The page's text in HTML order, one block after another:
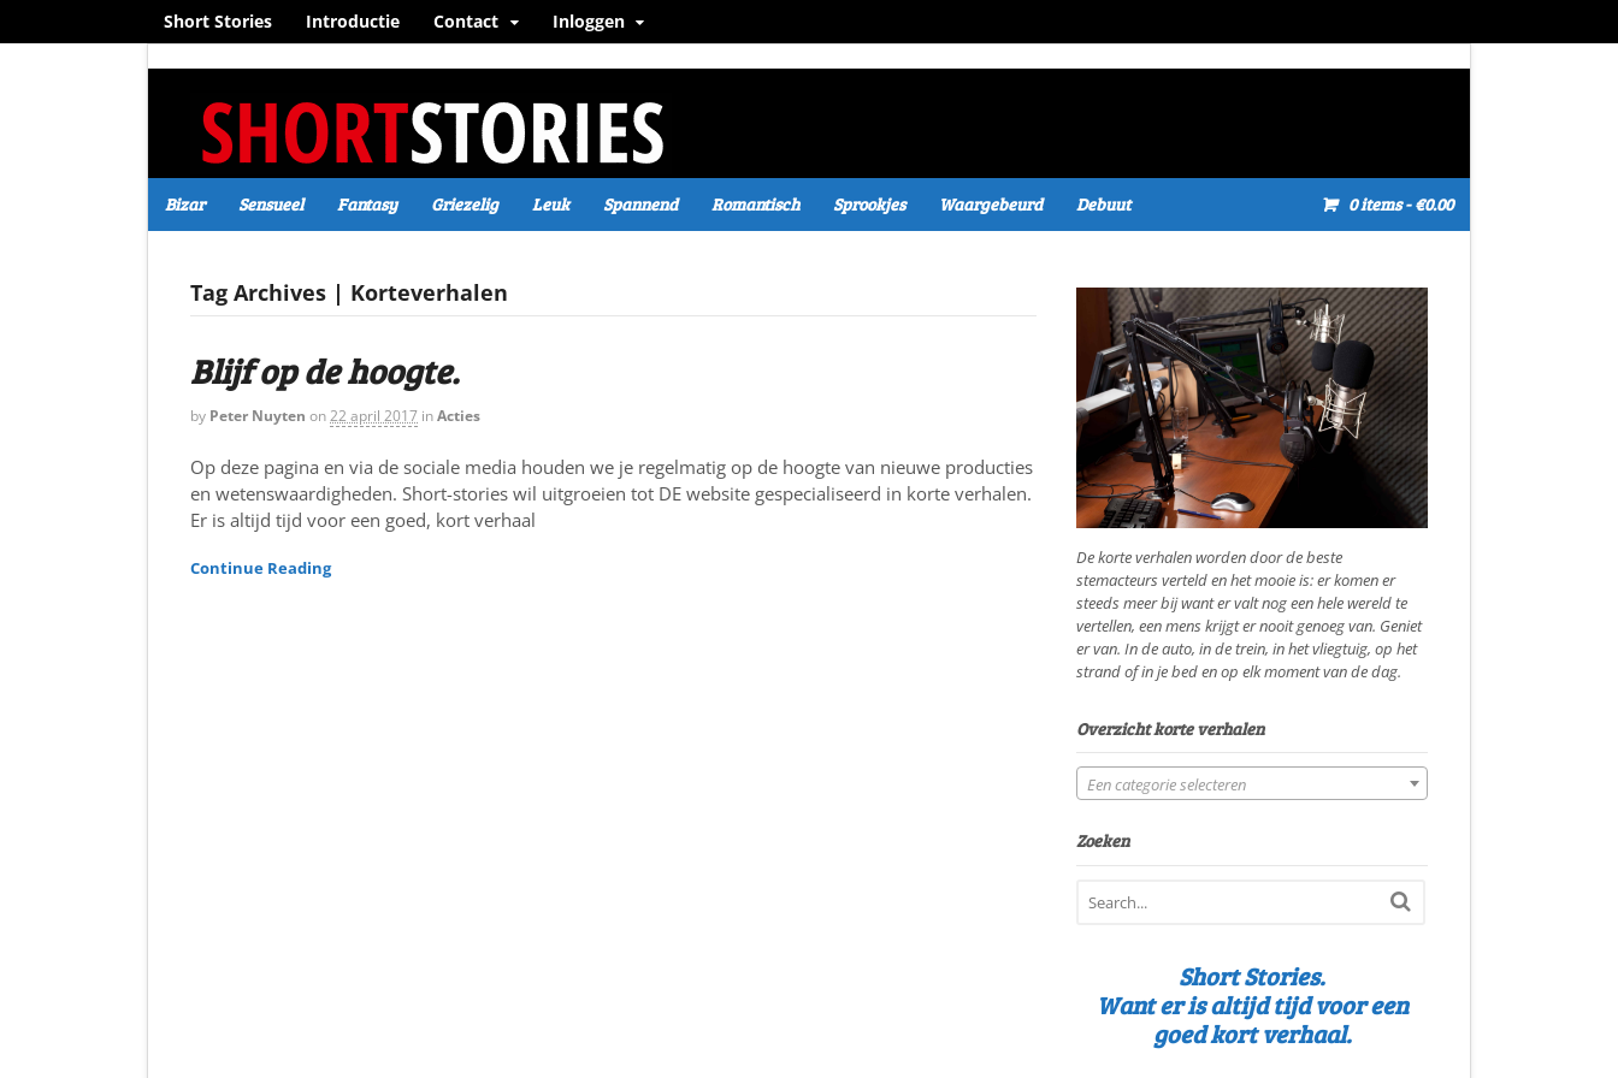
Short Stories Introductie Contact Inloggen
Bizar Sensueel Fantasy Griezelig Leuk Spannend Romantisch Sprookjes Waargebeurd Debuut 0 items- €0.00
Tag Archives | Korteverhalen
Blijf op de hoogte.
by Peter Nuyten on22 april 2017 inActies
Op deze pagina en via de sociale media houden we je regelmatig op de hoogte van nieuwe producties
en wetenswaardigheden. Short-stories wil uitgroeien tot DE website gespecialiseerd in korte verhalen.
Er is altijd tijd voor een goed, kort verhaal
Continue Reading
De korte verhalen worden door de beste
stemacteurs verteld en het mooie is: er komen er
steeds meer bij want er valt nog een hele wereld te
vertellen, een mens krijgt er nooit genoeg van. Geniet
er van. In de auto, in de trein, in het vliegtuig, op het
strand of in je bed en op elk moment van de dag.
Overzicht korte verhalen
Een categorie selecteren
Zoeken
Short Stories.
Want er is altijd tijd voor een
goed kort verhaal.